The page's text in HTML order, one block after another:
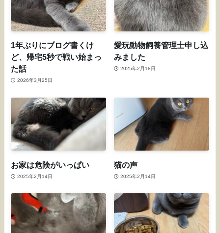
1年ぶりにブログ書くけ
ど、帰宅5秒で戦い始まっ
た話
2026年3月25日
愛玩動物飼養管理士申し込
みました
2025年2月18日
お家は危険がいっぱい
2025年2月14日
猫の声
2025年2月14日